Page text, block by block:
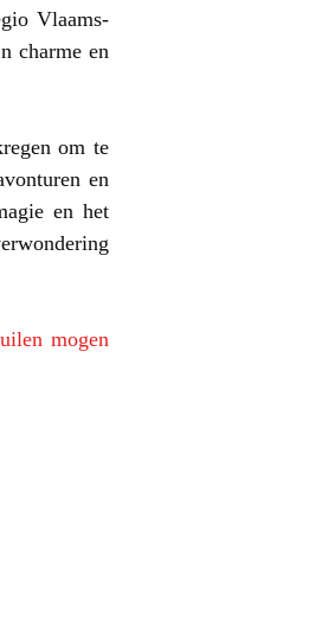
Vlaams-
charme en
om te
en
en het
mogen